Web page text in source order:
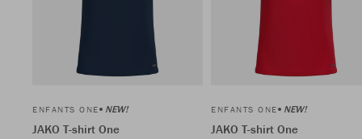
ENFANTS ONE NEW!
JAKO T-shirt One
ENFANTS ONE NEW!
JAKO T-shirt One